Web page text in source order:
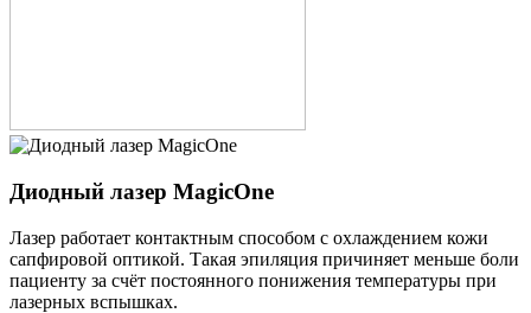
Диодный лазер MagicOne
Лазер работает контактным способом с охлаждением кожи
сапфировой оптикой. Такая эпиляция причиняет меньше боли
пациенту за счёт постоянного понижения температуры при
лазерных вспышках.